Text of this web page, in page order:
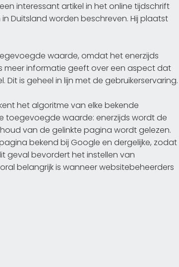
interessant artikel in het online tijdschrift
Duitsland worden beschreven. Hij plaatst
waarde, omdat het enerzijds
meer informatie geeft over een aspect dat
is geheel in lijn met de gebruikerservaring.
het algoritme van elke bekende
toegevoegde waarde: enerzijds wordt de
van de gelinkte pagina wordt gelezen.
bekend bij Google en dergelijke, zodat
geval bevordert het instellen van
belangrijk is wanneer websitebeheerders